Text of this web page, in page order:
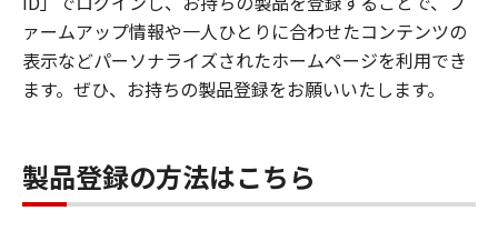
ァームアップ情報や一人ひとりに合わせたコンテンツの
表示などパーソナライズされたホームページを利用でき
ます。ぜひ、お持ちの製品登録をお願いいたします。
製品登録の方法はこちら